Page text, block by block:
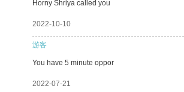
Horny Shriya called you
2022-10-10
游客
You have 5 minute oppor
2022-07-21